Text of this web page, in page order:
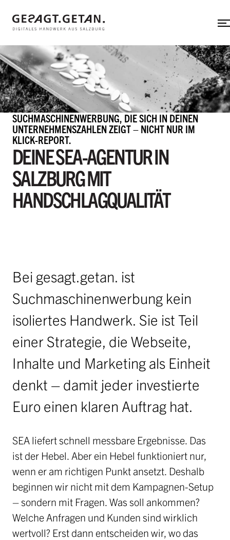
Zum Hauptinhalt
Neos CMS
Shopify
untermenü einblenden
gesagt.getan.
In aller Kürze
Mit uns arbeiten
Team
Referenzen
Hinter den Kulissen
Initiative Österreich 2040
Partner
anfrage
DEINE SEA-AGENTUR IN
SALZBURG MIT
HANDSCHLAGQUALITÄT
SUCHMASCHINENWERBUNG, DIE SICH IN DEINEN
UNTERNEHMENSZAHLEN ZEIGT – NICHT NUR IM
KLICK-REPORT.
Bei gesagt.getan. ist
Suchmaschinenwerbung kein
isoliertes Handwerk. Sie ist Teil
einer Strategie, die Webseite,
Inhalte und Marketing als Einheit
denkt – damit jeder investierte
Euro einen klaren Auftrag hat.
SEA liefert schnell messbare Ergebnisse. Das
ist der Hebel. Aber ein Hebel funktioniert nur,
wenn er am richtigen Punkt ansetzt. Deshalb
beginnen wir nicht mit dem Kampagnen-Setup
– sondern mit Fragen. Was soll ankommen?
Welche Anfragen und Kunden sind wirklich
wertvoll? Erst dann entscheiden wir, wo das